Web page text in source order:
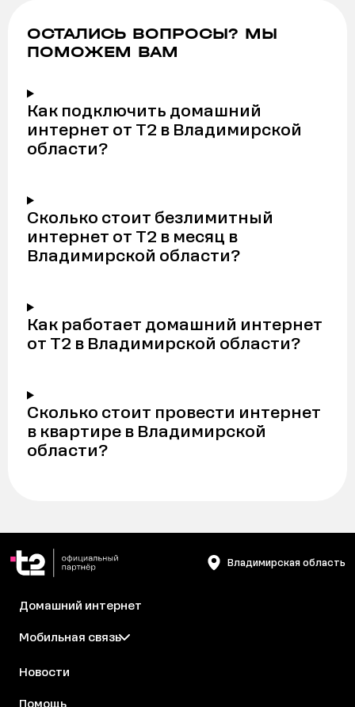
ОСТАЛИСЬ ВОПРОСЫ? МЫ
ПОМОЖЕМ ВАМ
Как подключить домашний
интернет от Т2 в Владимирской
области?
Сколько стоит безлимитный
интернет от Т2 в месяц в
Владимирской области?
Как работает домашний интернет
от Т2 в Владимирской области?
Сколько стоит провести интернет
в квартире в Владимирской
области?
Владимирская область
Домашний интернет
Мобильная связь
Новости
Помощь